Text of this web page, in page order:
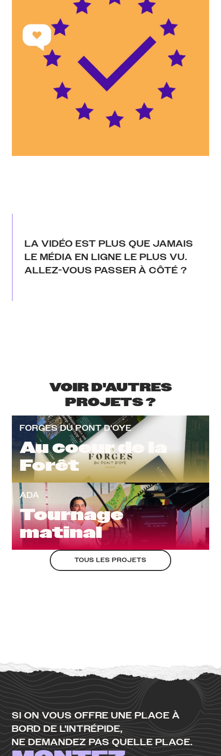
LA VIDÉO EST PLUS QUE JAMAIS
LE MÉDIA EN LIGNE LE PLUS VU.
ALLEZ-VOUS PASSER À CÔTÉ ?
VOIR D'AUTRES
PROJETS ?
FORGES DU PONT D'OYE
Au coeur de la
Forêt
ADA
Tournage
matinal
TOUS LES PROJETS
SI ON VOUS OFFRE UNE PLACE À
BORD DE L'INTRÉPIDE,
NE DEMANDEZ PAS QUELLE PLACE.